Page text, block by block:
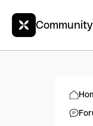
Community